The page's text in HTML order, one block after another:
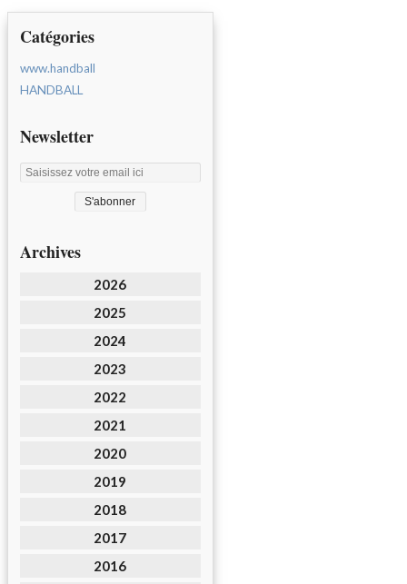
Catégories
www.handball
HANDBALL
Newsletter
Archives
2026
2025
2024
2023
2022
2021
2020
2019
2018
2017
2016